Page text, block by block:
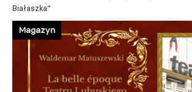
Białaszka”
Magazyn